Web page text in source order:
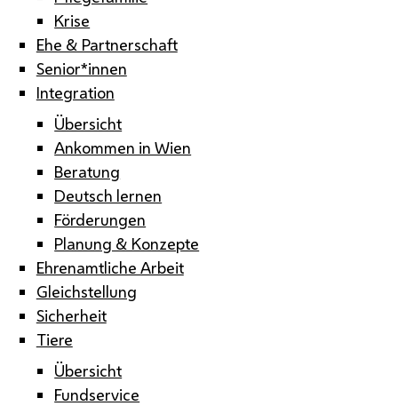
Krise
Ehe & Partnerschaft
Senior*innen
Integration
Übersicht
Ankommen in Wien
Beratung
Deutsch lernen
Förderungen
Planung & Konzepte
Ehrenamtliche Arbeit
Gleichstellung
Sicherheit
Tiere
Übersicht
Fundservice